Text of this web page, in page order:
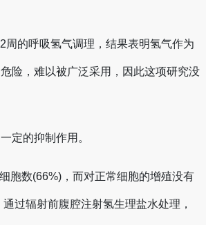
的呼吸氢气调理，结果表明氢气作为
险，难以被广泛采用，因此这项研究没
定的抑制作用。
胞数(66%)，而对正常细胞的增殖没有
过辐射前腹腔注射氢生理盐水处理，